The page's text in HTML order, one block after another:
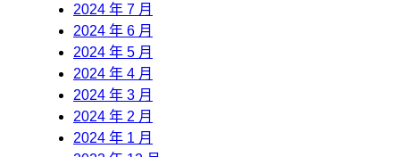
2024 年 7 月
2024 年 6 月
2024 年 5 月
2024 年 4 月
2024 年 3 月
2024 年 2 月
2024 年 1 月